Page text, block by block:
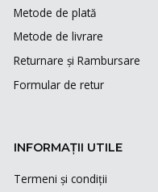
Metode de plată
Metode de livrare
Returnare și Rambursare
Formular de retur
INFORMAȚII UTILE
Termeni și condiții